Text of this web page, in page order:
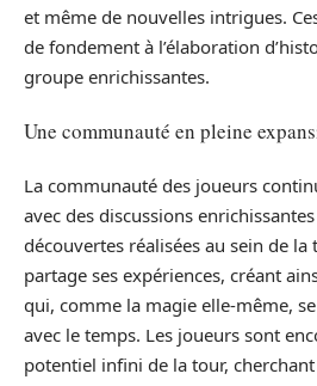
et même de nouvelles intrigues.
de fondement à l’élaboration
groupe enrichissantes.
Une communauté en pleine
La communauté des joueurs
avec des discussions
découvertes réalisées au sein de la
partage ses expériences, créant
qui, comme la magie elle-même,
avec le temps. Les joueurs sont
potentiel infini de la tour,